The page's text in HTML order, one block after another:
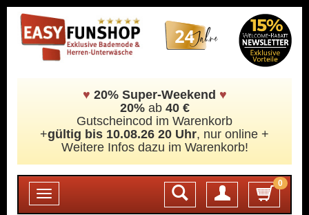
♥ 20% Super-Weekend ♥
20%ab 40 €
Gutscheincod im Warenkorb
+gültig bis 10.08.26 20 Uhr, nur online +
Weitere Infos dazu im Warenkorb!
Toggle
navigation
0
Login